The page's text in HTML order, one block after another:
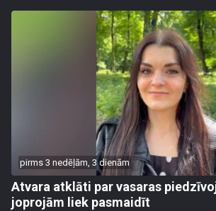
pirms 3 nedēļām, 3 dienām
Atvara atklāti par vasaras
joprojām liek pasmaidīt